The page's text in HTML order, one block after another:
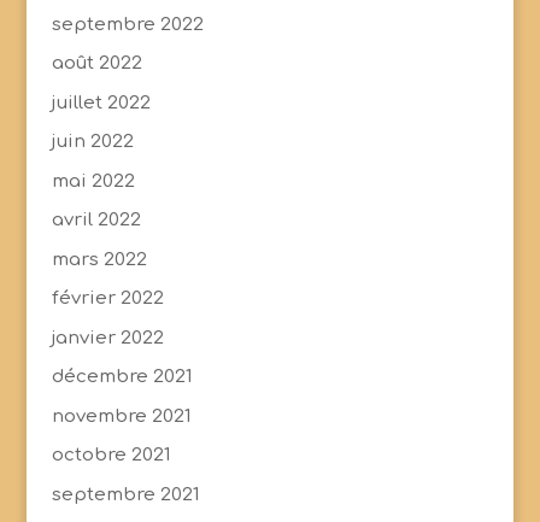
septembre 2022
août 2022
juillet 2022
juin 2022
mai 2022
avril 2022
mars 2022
février 2022
janvier 2022
décembre 2021
novembre 2021
octobre 2021
septembre 2021